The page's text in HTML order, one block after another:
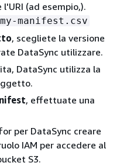
(ad esempio,).
manifest.csv
, scegliete la versione
DataSync utilizzare.
DataSync utilizza la
, effettuate una
per DataSync creare
IAM per accedere al
S3.